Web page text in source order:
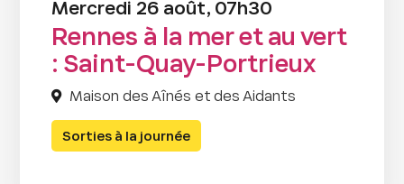
Mercredi 26 août, 07h30
Rennes à la mer et au vert
: Saint-Quay-Portrieux
Maison des Aînés et des Aidants
Sorties à la journée